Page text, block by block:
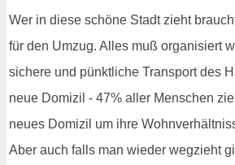
Wer in diese schöne Stadt zieht
für den Umzug. Alles muß organisiert
sichere und pünktliche Transport des
neue Domizil - 47% aller Menschen
neues Domizil um ihre
Aber auch falls man wieder wegzieht